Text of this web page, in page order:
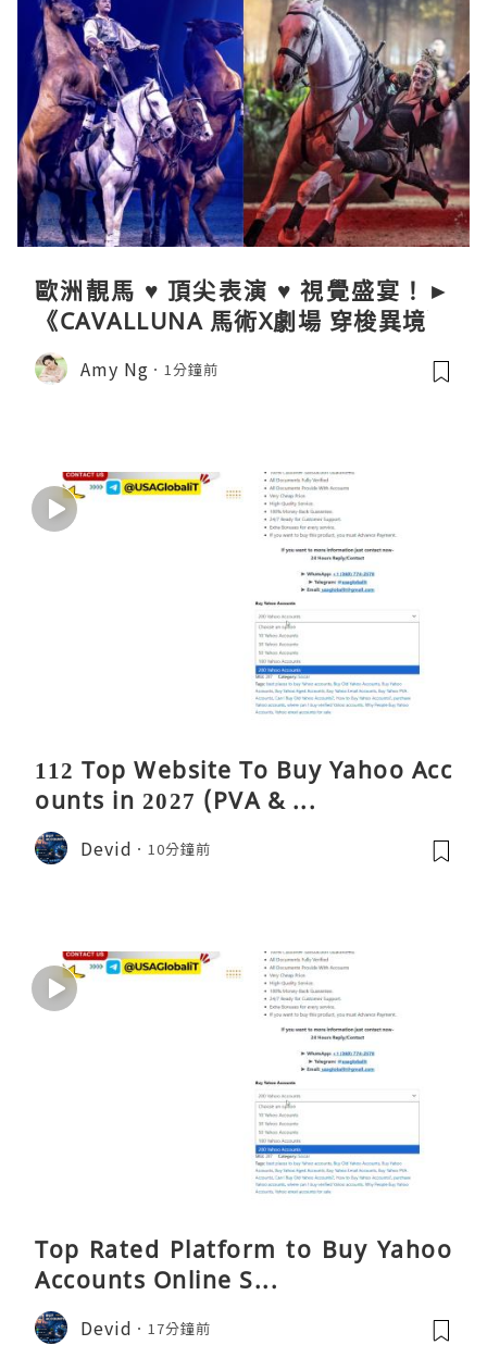
歐洲靚馬 ♥ 頂尖表演 ♥ 視覺盛宴！►
《CAVALLUNA 馬術X劇場 穿梭異境》
Amy Ng 1分鐘前
112 Top Website To Buy Yahoo Acc
ounts in 2027 (PVA & ...
Devid 10分鐘前
Top Rated Platform to Buy Yahoo
Accounts Online S...
Devid 17分鐘前